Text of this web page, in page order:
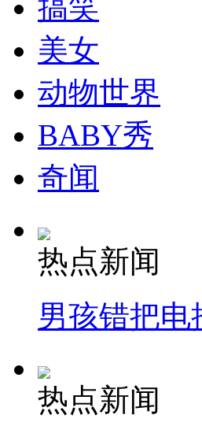
安徽一实载49人客车翻车
走！跟着总书记去植树
消防员救轻生者
纽约上演“枕头大战”
司机酒驾遇交警 急速倒车逃
搞笑
美女
动物世界
BABY秀
奇闻
热点新闻
男孩错把电
热点新闻